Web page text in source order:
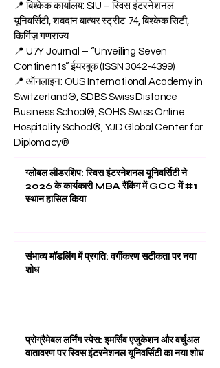
📍 बिश्केक कार्यालय: SIU – स्विस इंटरनेशनल
यूनिवर्सिटी, शबदान बात्यर स्ट्रीट 74, बिश्केक सिटी,
किर्गिज़ गणराज्य
📍 U7Y Journal – “Unveiling Seven
Continents” ईयरबुक (ISSN3042-4399)
📍 ऑनलाइन: OUS International Academy in
Switzerland®, SDBS Swiss Distance
Business School®, SOHS Swiss Online
Hospitality School®, YJD Global Center for
Diplomacy®
ग्लोबल लीडरशिप: स्विस इंटरनेशनल यूनिवर्सिटी ने
2026 के कार्यकारी MBA रैंकिंग में GCC में #1
स्थान हासिल किया
संभाव्य मॉडलिंग में प्रगति: वर्गीकरण सटीकता पर नया
शोध
प्रोग्रैमेबल लर्निंग स्पेस: इमर्सिव एजुकेशन और वर्चुअल
वातावरण पर स्विस इंटरनेशनल यूनिवर्सिटी का नया शोध